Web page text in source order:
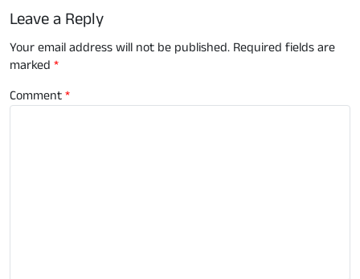
Leave a Reply
Your email address will not be published. Required fields are
marked *
Comment*